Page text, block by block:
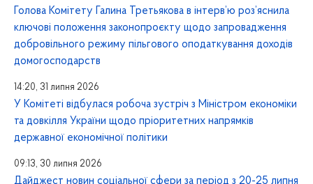
Голова Комітету Галина Третьякова в інтерв’ю роз’яснила
ключові положення законопроєкту щодо запровадження
добровільного режиму пільгового оподаткування доходів
домогосподарств
14:20, 31 липня 2026
У Комітеті відбулася робоча зустріч з Міністром економіки
та довкілля України щодо пріоритетних напрямків
державної економічної політики
09:13, 30 липня 2026
Дайджест новин соціальної сфери за період з 20-25 липня